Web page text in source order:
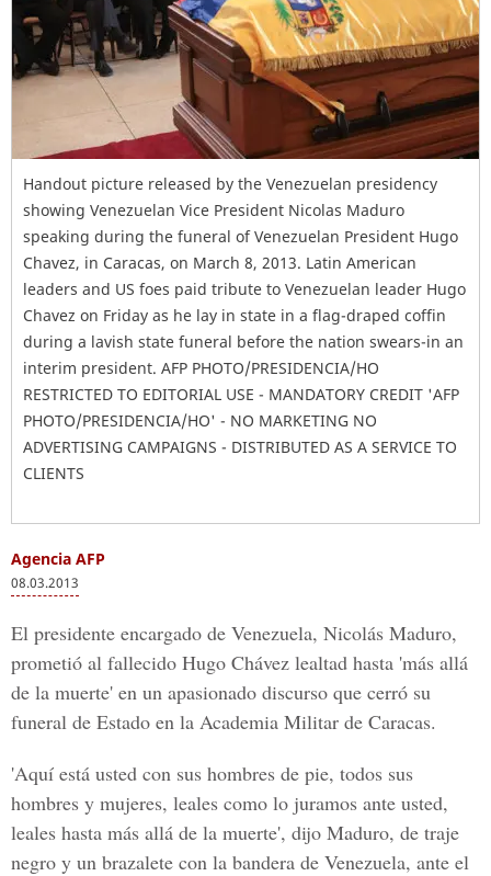
Handout picture released by the Venezuelan presidency
showing Venezuelan Vice President Nicolas Maduro
speaking during the funeral of Venezuelan President Hugo
Chavez, in Caracas, on March 8, 2013. Latin American
leaders and US foes paid tribute to Venezuelan leader Hugo
Chavez on Friday as he lay in state in a flag-draped coffin
during a lavish state funeral before the nation swears-in an
interim president. AFP PHOTO/PRESIDENCIA/HO
RESTRICTED TO EDITORIAL USE - MANDATORY CREDIT 'AFP
PHOTO/PRESIDENCIA/HO' - NO MARKETING NO
ADVERTISING CAMPAIGNS - DISTRIBUTED AS A SERVICE TO
CLIENTS
Agencia AFP
08.03.2013
El presidente encargado de Venezuela, Nicolás Maduro,
prometió al fallecido Hugo Chávez lealtad hasta 'más allá
de la muerte' en un apasionado discurso que cerró su
funeral de Estado en la Academia Militar de Caracas.
'Aquí está usted con sus hombres de pie, todos sus
hombres y mujeres, leales como lo juramos ante usted,
leales hasta más allá de la muerte', dijo Maduro, de traje
negro y un brazalete con la bandera de Venezuela, ante el